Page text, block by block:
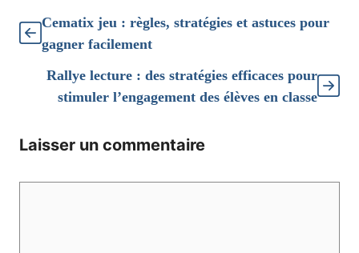
Cematix jeu : règles, stratégies et astuces pour
gagner facilement
Rallye lecture : des stratégies efficaces pour
stimuler l’engagement des élèves en classe
Laisser un commentaire